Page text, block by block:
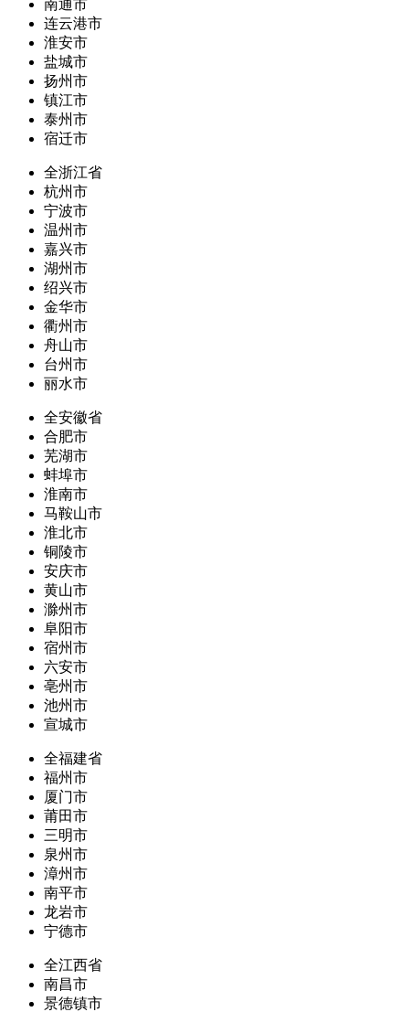
南通市
连云港市
淮安市
盐城市
扬州市
镇江市
泰州市
宿迁市
全浙江省
杭州市
宁波市
温州市
嘉兴市
湖州市
绍兴市
金华市
衢州市
舟山市
台州市
丽水市
全安徽省
合肥市
芜湖市
蚌埠市
淮南市
马鞍山市
淮北市
铜陵市
安庆市
黄山市
滁州市
阜阳市
宿州市
六安市
亳州市
池州市
宣城市
全福建省
福州市
厦门市
莆田市
三明市
泉州市
漳州市
南平市
龙岩市
宁德市
全江西省
南昌市
景德镇市